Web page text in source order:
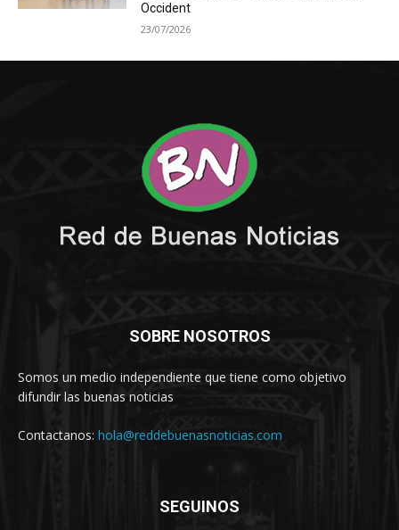
Occident
23/07/2026
SOBRE NOSOTROS
Somos un medio independiente que tiene como objetivo
difundir las buenas noticias
Contactanos: hola@reddebuenasnoticias.com
SEGUINOS